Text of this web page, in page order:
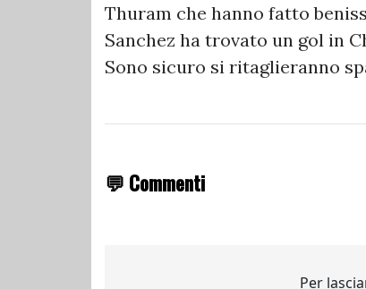
Thuram che hanno fatto
Sanchez ha trovato un gol in
Sono sicuro si ritaglieranno
💬 Commenti